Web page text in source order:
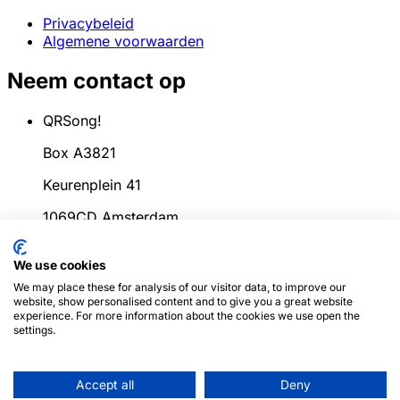
Privacybeleid
Algemene voorwaarden
Neem contact op
QRSong!
Box A3821
Keurenplein 41
1069CD Amsterdam
info@qrsong.io
KvK: 99311917
QRSong!Alle rechten voorbehouden.
We use cookies
We may place these for analysis of our visitor data, to improve our
website, show personalised content and to give you a great website
experience. For more information about the cookies we use open the
settings.
Accept all Deny